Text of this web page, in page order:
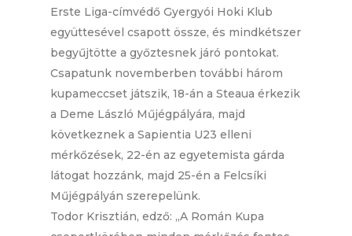
Erste Liga-címvédő Gyergyói Hoki Klub
együttesével csapott össze, és mindkétszer
begyűjtötte a győztesnek járó pontokat.
Csapatunk novemberben további három
kupameccset játszik, 18-án a Steaua érkezik
a Deme László Műjégpályára, majd
következnek a Sapientia U23 elleni
mérkőzések, 22-én az egyetemista gárda
látogat hozzánk, majd 25-én a Felcsíki
Műjégpályán szerepelünk.
Todor Krisztián, edző: „A Román Kupa